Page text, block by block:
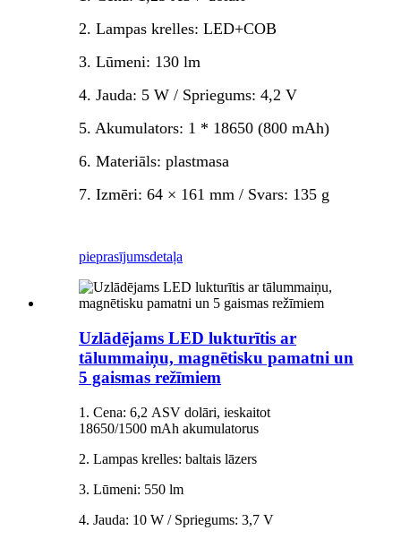
2. Lampas krelles: LED+COB
3. Lūmeni: 130 lm
4. Jauda: 5 W / Spriegums: 4,2 V
5. Akumulators: 1 * 18650 (800 mAh)
6. Materiāls: plastmasa
7. Izmēri: 64 × 161 mm / Svars: 135 g
pieprasījumsdetaļa
Uzlādējams LED lukturītis ar
tālummaiņu, magnētisku pamatni un
5 gaismas režīmiem
1. Cena: 6,2 ASV dolāri, ieskaitot
18650/1500 mAh akumulatorus
2. Lampas krelles: baltais lāzers
3. Lūmeni: 550 lm
4. Jauda: 10 W / Spriegums: 3,7 V